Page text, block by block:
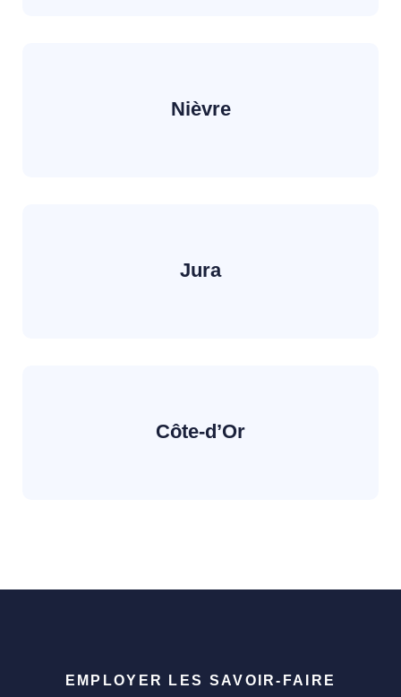
Nièvre
Jura
Côte-d’Or
EMPLOYER LES SAVOIR-FAIRE